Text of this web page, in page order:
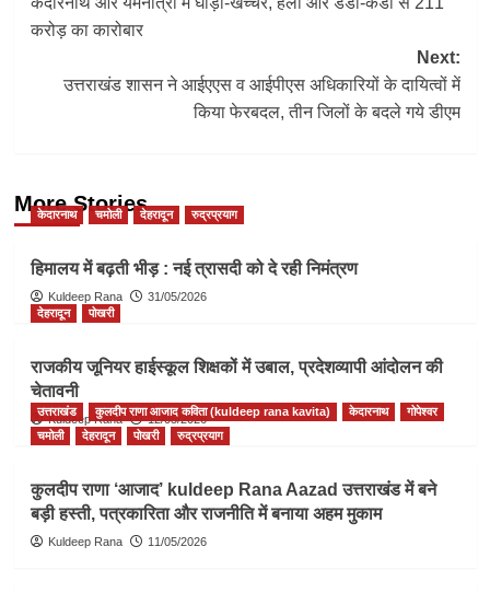
navigation
करोड़ का कारोबार
Next:
उत्तराखंड शासन ने आईएएस व आईपीएस अधिकारियों के दायित्वों में
किया फेरबदल, तीन जिलों के बदले गये डीएम
More Stories
केदारनाथ चमोली देहरादून रुद्रप्रयाग
हिमालय में बढ़ती भीड़ : नई त्रासदी को दे रही निमंत्रण
Kuldeep Rana
31/05/2026
देहरादून
पोखरी
राजकीय जूनियर हाईस्कूल शिक्षकों में उबाल, प्रदेशव्यापी आंदोलन की
चेतावनी
Kuldeep Rana 12/05/2026
उत्तराखंड कुलदीप राणा आजाद कविता (kuldeep rana kavita) केदारनाथ
गोपेश्वर
चमोली
देहरादून पोखरी रुद्रप्रयाग
कुलदीप राणा ‘आजाद’ kuldeep Rana Aazad उत्तराखंड में बने
बड़ी हस्ती, पत्रकारिता और राजनीति में बनाया अहम मुकाम
Kuldeep Rana 11/05/2026